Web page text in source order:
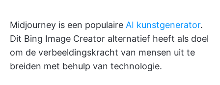
Midjourney is een populaire AI kunstgenerator.
Dit Bing Image Creator alternatief heeft als doel
om de verbeeldingskracht van mensen uit te
breiden met behulp van technologie.